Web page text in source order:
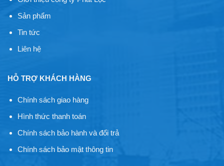
Sản phẩm
Tin tức
Liên hệ
HỖ TRỢ KHÁCH HÀNG
Chính sách giao hàng
Hình thức thanh toán
Chính sách bảo hành và đổi trả
Chính sách bảo mật thông tin